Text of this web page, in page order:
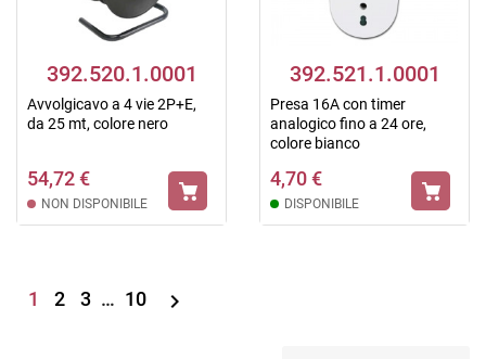
392.520.1.0001
Avvolgicavo a 4 vie 2P+E,
da 25 mt, colore nero
54,72 €
NON DISPONIBILE
392.521.1.0001
Presa 16A con timer
analogico fino a 24 ore,
colore bianco
4,70 €
DISPONIBILE
1 2 3 … 10 